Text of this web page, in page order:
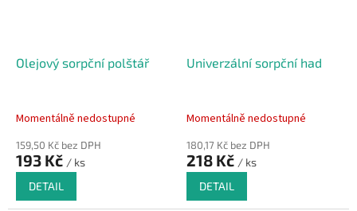
Olejový sorpční polštář
Momentálně nedostupné
159,50 Kč bez DPH
193 Kč / ks
DETAIL
Univerzální sorpční had
Momentálně nedostupné
180,17 Kč bez DPH
218 Kč / ks
DETAIL